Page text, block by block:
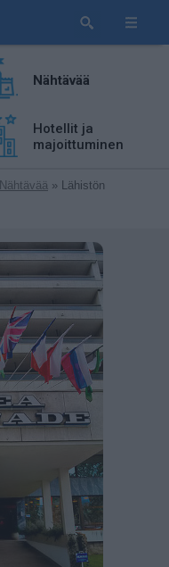
Nähtävää
Hotellit ja
majoittuminen
Nähtävää » Lähistön